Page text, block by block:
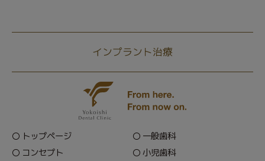
インプラント治療
トップページ
コンセプト
一般歯科
小児歯科